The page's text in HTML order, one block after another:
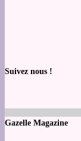
Suivez nous !
Gazelle Magazine